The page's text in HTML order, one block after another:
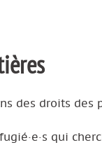
des droits des
qui